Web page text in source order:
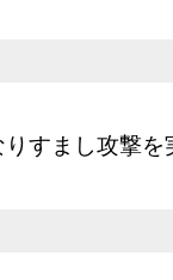
すまし攻撃